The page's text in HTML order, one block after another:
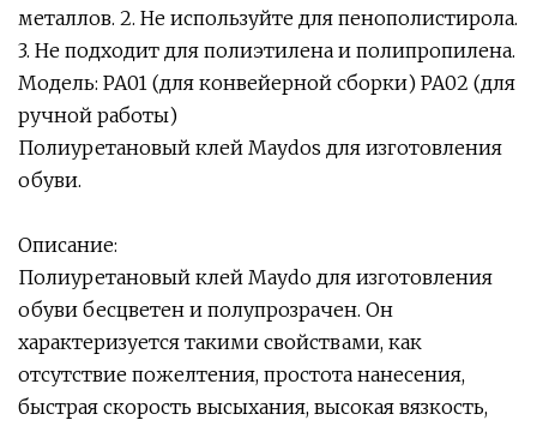
металлов. 2. Не используйте для пенополистирола.
3. Не подходит для полиэтилена и полипропилена.
Модель: PA01 (для конвейерной сборки) PA02 (для
ручной работы)
Полиуретановый клей Maydos для изготовления
обуви.
Описание:
Полиуретановый клей Maydo для изготовления
обуви бесцветен и полупрозрачен. Он
характеризуется такими свойствами, как
отсутствие пожелтения, простота нанесения,
быстрая скорость высыхания, высокая вязкость,